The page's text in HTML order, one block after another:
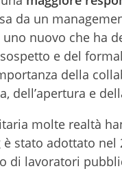
da un
nuovo che ha
e del
della
dell’apertura e
molte realtà
stato adottato nel
di lavoratori